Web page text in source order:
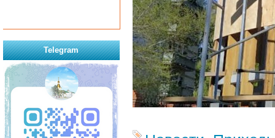
Telegram